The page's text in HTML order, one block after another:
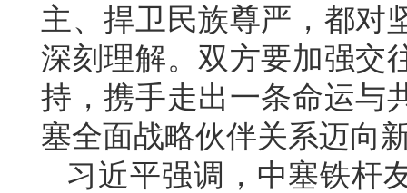
主、捍卫民族尊严，都对
深刻理解。双方要加强交
持，携手走出一条命运与
塞全面战略伙伴关系迈向
习近平强调，中塞铁杆